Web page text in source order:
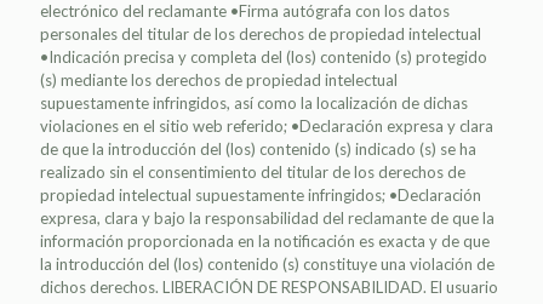
electrónico del reclamante •Firma autógrafa con los datos
personales del titular de los derechos de propiedad intelectual
•Indicación precisa y completa del (los) contenido (s) protegido
(s) mediante los derechos de propiedad intelectual
supuestamente infringidos, así como la localización de dichas
violaciones en el sitio web referido; •Declaración expresa y clara
de que la introducción del (los) contenido (s) indicado (s) se ha
realizado sin el consentimiento del titular de los derechos de
propiedad intelectual supuestamente infringidos; •Declaración
expresa, clara y bajo la responsabilidad del reclamante de que la
información proporcionada en la notificación es exacta y de que
la introducción del (los) contenido (s) constituye una violación de
dichos derechos. LIBERACIÓN DE RESPONSABILIDAD. El usuario